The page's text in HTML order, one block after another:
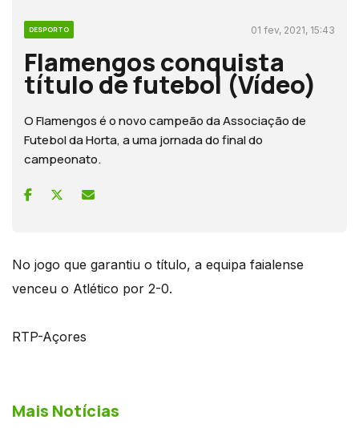
DESPORTO 01 fev, 2021, 15:43
Flamengos conquista
título de futebol (Vídeo)
O Flamengos é o novo campeão da Associação de
Futebol da Horta, a uma jornada do final do
campeonato.
No jogo que garantiu o título, a equipa faialense
venceu o Atlético por 2-0.
RTP-Açores
Mais Notícias